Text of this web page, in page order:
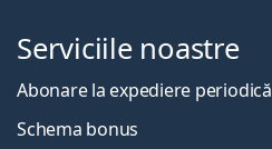
Serviciile noastre
Abonare la expediere periodică
Schema bonus